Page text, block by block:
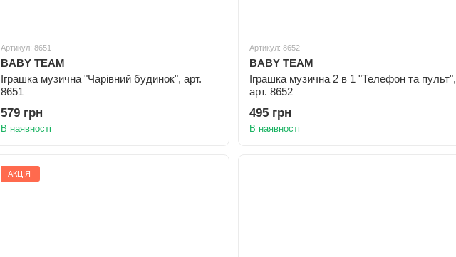
Артикул: 8651
BABY TEAM
Іграшка музична "Чарівний будинок", арт.
8651
579 грн
В наявності
Артикул: 8652
BABY TEAM
Іграшка музична 2 в 1 "Телефон та пульт",
арт. 8652
495 грн
В наявності
АКЦІЯ